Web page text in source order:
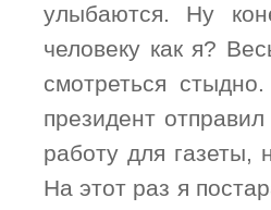
улыбаются. Ну
человеку как я?
смотреться
президент
работу для газеты,
На этот раз я